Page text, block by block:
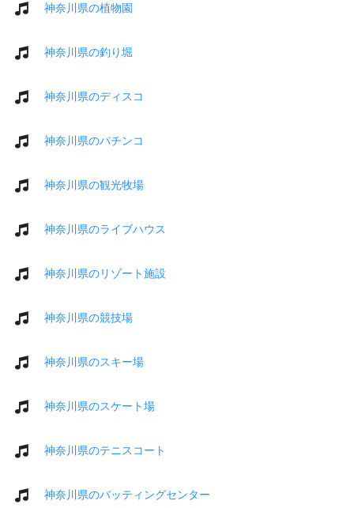
神奈川県の植物園
神奈川県の釣り堀
神奈川県のディスコ
神奈川県のパチンコ
神奈川県の観光牧場
神奈川県のライブハウス
神奈川県のリゾート施設
神奈川県の競技場
神奈川県のスキー場
神奈川県のスケート場
神奈川県のテニスコート
神奈川県のバッティングセンター